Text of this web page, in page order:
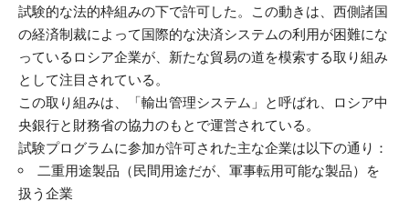
試験的な法的枠組みの下で許可した。この動きは、西側諸国
の経済制裁によって国際的な決済システムの利用が困難にな
っているロシア企業が、新たな貿易の道を模索する取り組み
として注目されている。
この取り組みは、「輸出管理システム」と呼ばれ、ロシア中
央銀行と財務省の協力のもとで運営されている。
試験プログラムに参加が許可された主な企業は以下の通り：
二重用途製品（民間用途だが、軍事転用可能な製品）を
扱う企業